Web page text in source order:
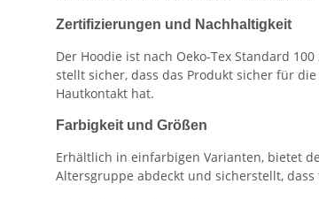
Zertifizierungen und Nachhaltigkeit
Der Hoodie ist nach Oeko-Tex Standard
stellt sicher, dass das Produkt sicher für
Hautkontakt hat.
Farbigkeit und Größen
Erhältlich in einfarbigen Varianten, bietet
Altersgruppe abdeckt und sicherstellt,